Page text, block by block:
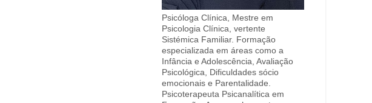
Psicóloga Clínica, Mestre em
Psicologia Clínica, vertente
Sistémica Familiar. Formação
especializada em áreas como a
Infância e Adolescência, Avaliação
Psicológica, Dificuldades sócio
emocionais e Parentalidade.
Psicoterapeuta Psicanalítica em